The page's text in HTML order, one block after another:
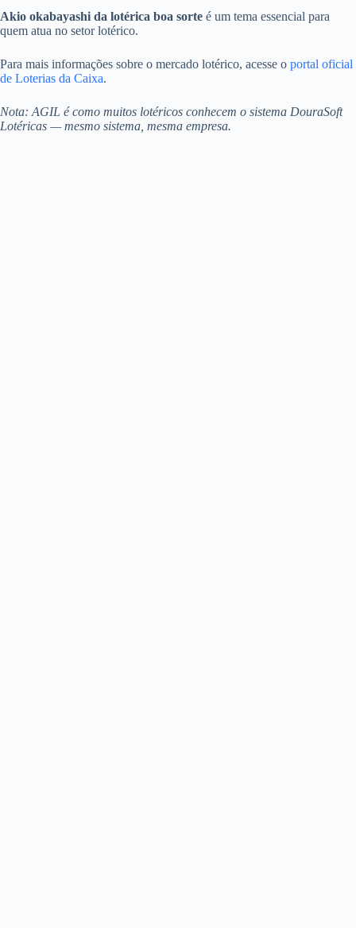
Akio okabayashi da lotérica boa sorte é um tema essencial para
quem atua no setor lotérico.
Para mais informações sobre o mercado lotérico, acesse o portal oficial
de Loterias da Caixa.
Nota: AGIL é como muitos lotéricos conhecem o sistema DouraSoft
Lotéricas — mesmo sistema, mesma empresa.